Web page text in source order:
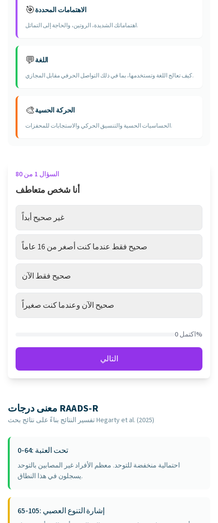
🎯الاهتمامات المحددة
اهتماماتك الشديدة، الروتين، والحاجة إلى التماثل.
💬اللغة
كيف تعالج اللغة وتستخدمها، بما في ذلك التواصل الحرفي مقابل المجازي.
🎨الحركة الحسية
الحساسيات الحسية والتنسيق الحركي والاستجابات للمحفزات.
السؤال 1 من 80
أنا شخص متعاطف
غير صحيح أبداً
صحيح فقط عندما كنت أصغر من 16 عاماً
صحيح فقط الآن
صحيح الآن وعندما كنت صغيراً
اكتمل 0%
التالي
معنى درجات RAADS-R
تفسير النتائج بناءً على نتائج بحث Hegarty et al. (2025)
0-64: تحت العتبة
احتمالية منخفضة للتوحد. معظم الأفراد غير المصابين بالتوحد
يسجلون في هذا النطاق.
65-105: إشارة التنوع العصبي